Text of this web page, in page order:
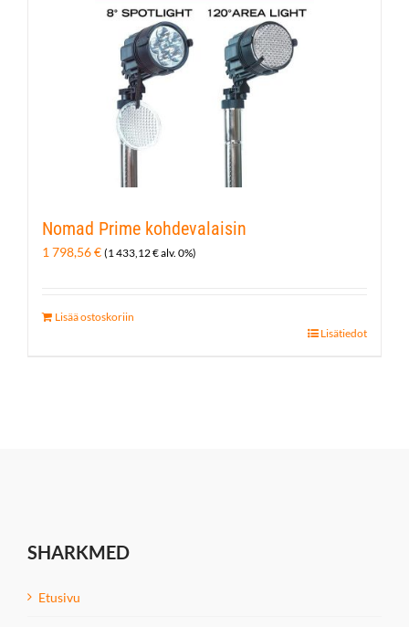
Nomad Prime kohdevalaisin
1 798,56€ (1 433,12€alv. 0%)
Lisää ostoskoriin
Lisätiedot
SHARKMED
Etusivu